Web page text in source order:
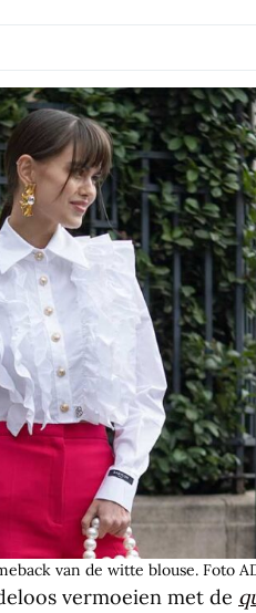
van de witte blouse. Foto
vermoeien met de